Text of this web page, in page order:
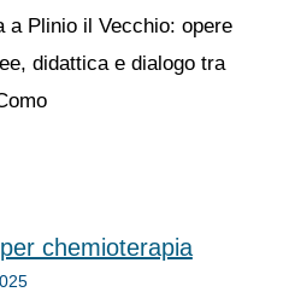
a Plinio il Vecchio: opere
didattica e dialogo tra
chemioterapia